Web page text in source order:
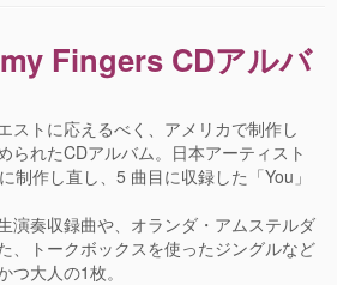
Fingers CDアルバ
ストに応えるべく、アメリカで制作し
られたCDアルバム。日本アーティスト
制作し直し、5 曲目に収録した「You」
演奏収録曲や、オランダ・アムステルダ
、トークボックスを使ったジングルなど
つ大人の1枚。